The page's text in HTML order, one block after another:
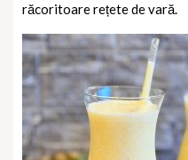
răcoritoare rețete de vară.